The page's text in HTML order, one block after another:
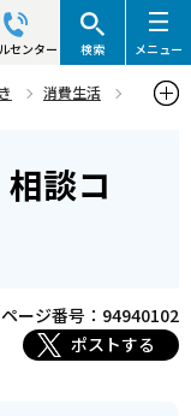
センター 検索 メニュー
消費生活
談コ
ページ番号：94940102
ポストする